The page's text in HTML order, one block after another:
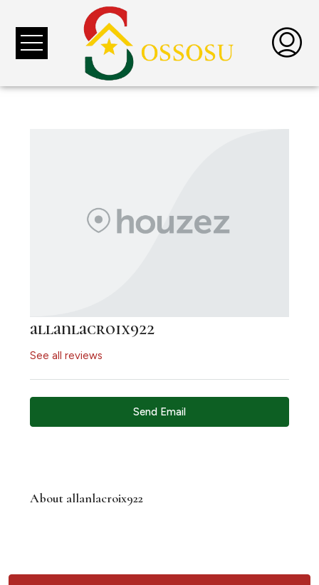
allanlacroix922
See all reviews
Send Email
About allanlacroix922